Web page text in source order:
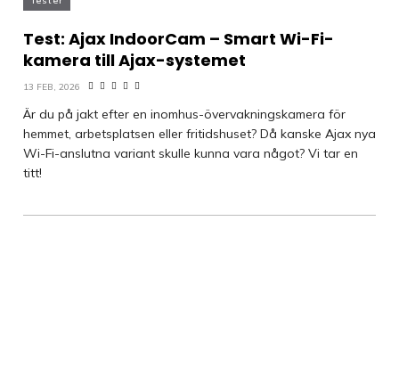
Test: Ajax IndoorCam – Smart Wi-Fi-
kamera till Ajax-systemet
13 FEB, 2026
Är du på jakt efter en inomhus-övervakningskamera för
hemmet, arbetsplatsen eller fritidshuset? Då kanske Ajax nya
Wi-Fi-anslutna variant skulle kunna vara något? Vi tar en
titt!